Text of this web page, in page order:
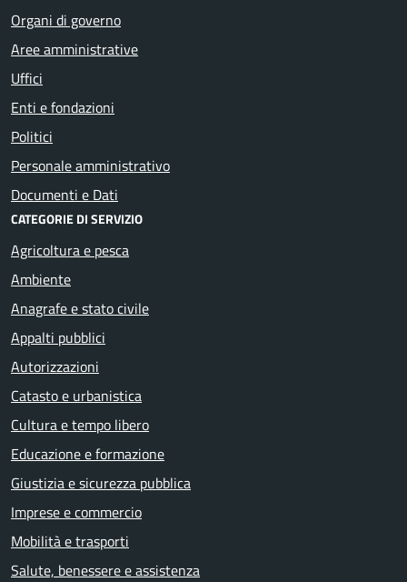
Organi di governo
Aree amministrative
Uffici
Enti e fondazioni
Politici
Personale amministrativo
Documenti e Dati
CATEGORIE DI SERVIZIO
Agricoltura e pesca
Ambiente
Anagrafe e stato civile
Appalti pubblici
Autorizzazioni
Catasto e urbanistica
Cultura e tempo libero
Educazione e formazione
Giustizia e sicurezza pubblica
Imprese e commercio
Mobilità e trasporti
Salute, benessere e assistenza